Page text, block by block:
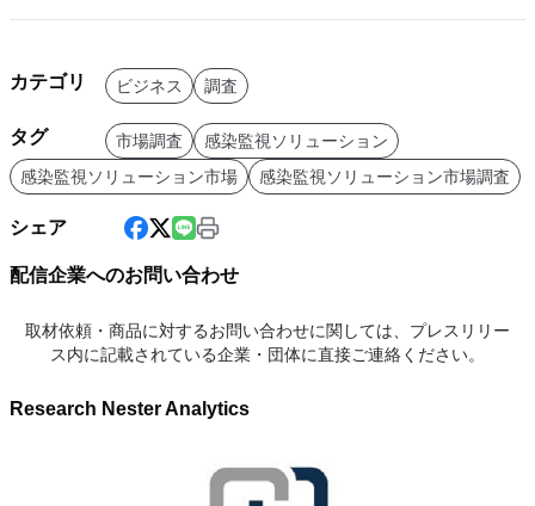
カテゴリ ビジネス 調査
タグ 市場調査
感染監視ソリューション
感染監視ソリューション市場
感染監視ソリューション市場調査
シェア
配信企業へのお問い合わせ
取材依頼・商品に対するお問い合わせに関しては、プレスリリー
ス内に記載されている企業・団体に直接ご連絡ください。
Research Nester Analytics